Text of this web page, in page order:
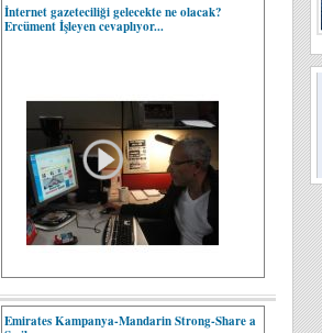
İnternet gazeteciliği gelecekte ne olacak?
Ercüment İşleyen cevaplıyor...
Emirates Kampanya-Mandarin Strong-Share a